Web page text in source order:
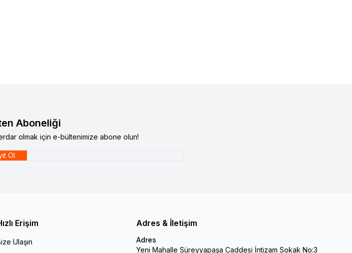
Aboneliği
olmak için e-bültenimize abone olun!
Ol
Erişim
Ulaşın
Adres & İletişim
Adres
Yeni Mahalle Süreyyapaşa Caddesi İntizam Sokak No:3